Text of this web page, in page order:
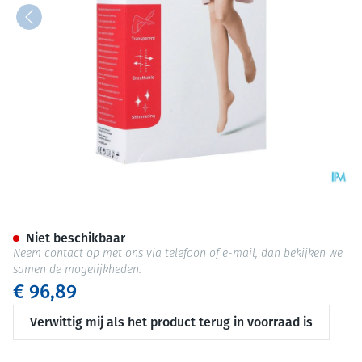
€ 96,89
Verwittig mij als het product terug in voorraad is
Niet beschikbaar
Neem contact op met ons via telefoon of e-mail, dan bekijken we
samen de mogelijkheden.